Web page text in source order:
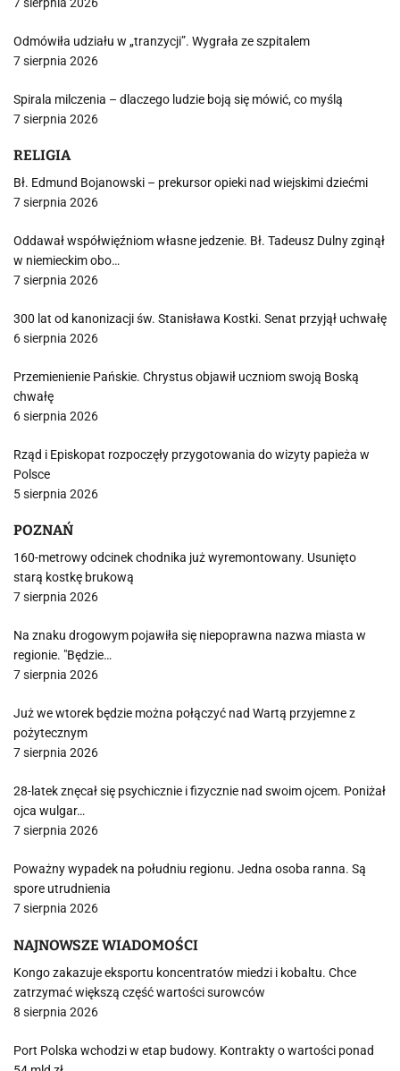
Odmówiła udziału w „tranzycji”. Wygrała ze szpitalem
7 sierpnia 2026
Spirala milczenia – dlaczego ludzie boją się mówić, co myślą
7 sierpnia 2026
RELIGIA
Bł. Edmund Bojanowski – prekursor opieki nad wiejskimi dziećmi
7 sierpnia 2026
Oddawał współwięźniom własne jedzenie. Bł. Tadeusz Dulny zginął
w niemieckim obo…
7 sierpnia 2026
300 lat od kanonizacji św. Stanisława Kostki. Senat przyjął uchwałę
6 sierpnia 2026
Przemienienie Pańskie. Chrystus objawił uczniom swoją Boską
chwałę
6 sierpnia 2026
Rząd i Episkopat rozpoczęły przygotowania do wizyty papieża w
Polsce
5 sierpnia 2026
POZNAŃ
160-metrowy odcinek chodnika już wyremontowany. Usunięto
starą kostkę brukową
7 sierpnia 2026
Na znaku drogowym pojawiła się niepoprawna nazwa miasta w
regionie. "Będzie…
7 sierpnia 2026
Już we wtorek będzie można połączyć nad Wartą przyjemne z
pożytecznym
7 sierpnia 2026
28-latek znęcał się psychicznie i fizycznie nad swoim ojcem. Poniżał
ojca wulgar…
7 sierpnia 2026
Poważny wypadek na południu regionu. Jedna osoba ranna. Są
spore utrudnienia
7 sierpnia 2026
NAJNOWSZE WIADOMOŚCI
Kongo zakazuje eksportu koncentratów miedzi i kobaltu. Chce
zatrzymać większą część wartości surowców
8 sierpnia 2026
Port Polska wchodzi w etap budowy. Kontrakty o wartości ponad